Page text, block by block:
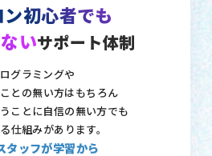
ン初心者でも
いサポート体制
グラミングや
との無い方はもちろん
ことに自信の無い方でも
仕組みがあります。
タッフが学習から